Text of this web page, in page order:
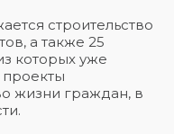
строительство
а также 25
которых уже
жизни граждан, в